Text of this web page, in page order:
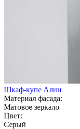
Шкаф-купе Алин
Материал фасада:
Матовое зеркало
Цвет:
Серый